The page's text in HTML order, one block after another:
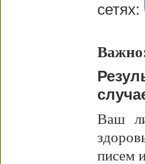
сетях:
Ваш
писем